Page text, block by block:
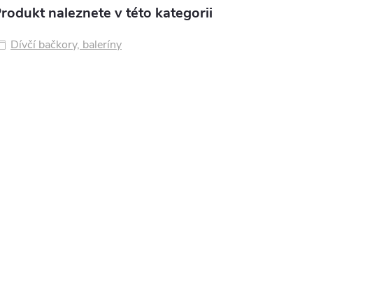
naleznete v této kategorii
Dívčí bačkory, baleríny